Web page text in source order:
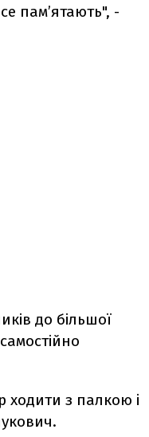
пам’ятають", -
до більшої
ходити з палкою і